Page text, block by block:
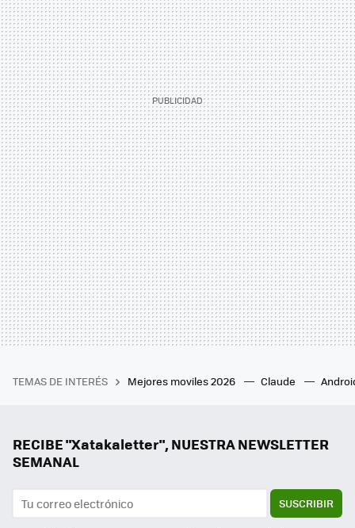
TEMAS DE INTERÉS Mejores moviles 2026 Claude
RECIBE "Xatakaletter", NUESTRA NEWSLETTER
SEMANAL
SUSCRIBIR